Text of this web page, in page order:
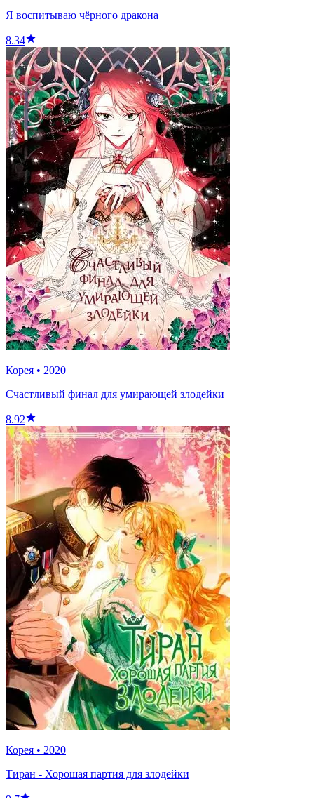
Я воспитываю чёрного дракона
8.34
Корея • 2020
Счастливый финал для умирающей злодейки
8.92
Корея • 2020
Тиран - Хорошая партия для злодейки